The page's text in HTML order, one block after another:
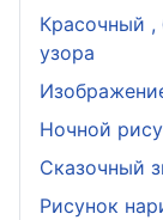
Красочный ,
узора
Ночной
Сказочный
Рисунок